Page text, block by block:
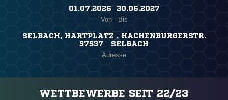
01.07.2026 ​ 30.06.2027
Von - Bis
SELBACH, HARTPLATZ , HACHENBURGERSTR.
57537 SELBACH
Adresse
WETTBEWERBE SEIT 22/23